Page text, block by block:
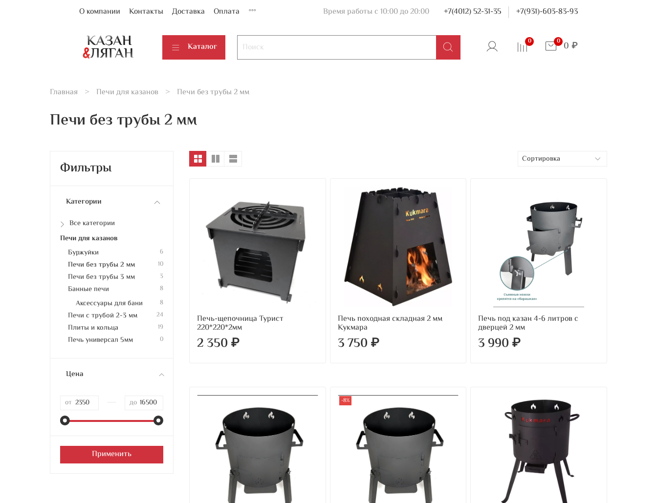
О компании Контакты Доставка Оплата Время работы с 10:00 до 20:00 +7(4012) 52-31-35 +7(931)-603-83-93
Каталог 0 0 0 ₽
Главная Печи для казанов Печи без трубы 2 мм
Печи без трубы 2 мм
Печь-щепочница Турист
220*220*2мм
2 350 ₽
Печь походная складная 2 мм
Кукмара
3 750 ₽
Печь под казан 4-6 литров с
дверцей 2 мм
3 990 ₽
-8%
Фильтры
Категории
Все категории
Печи для казанов
Буржуйки
6
Печи без трубы 2 мм 10
Печи без трубы 3 мм 3
Банные печи 8
Аксессуары для бани 8
Печи с трубой 2-3 мм 24
Плиты и кольца 19
Печь универсал 5мм 0
Цена
от до
Применить